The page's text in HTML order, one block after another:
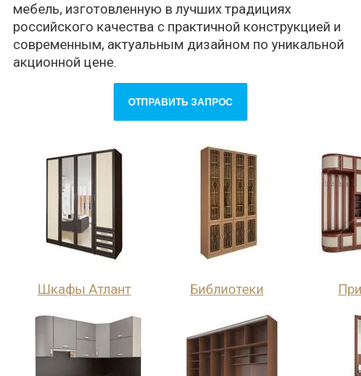
мебель, изготовленную в лучших традициях
российского качества с практичной конструкцией и
современным, актуальным дизайном по уникальной
акционной цене.
ОТПРАВИТЬ ЗАПРОС
Шкафы Атлант Библиотеки